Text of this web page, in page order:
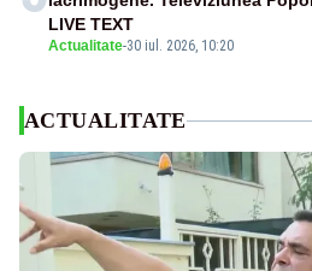
Actualitate-30 iul. 2026, 10:20
LIVE TEXT
ACTUALITATE